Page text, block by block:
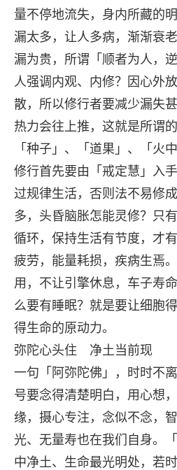
量不停地流失，身内所藏的
漏太多，让人多病，渐渐衰
漏为贵，所谓「顺者为人，
人强调内观、内修？因心外
散，所以修行者要减少漏失
热力会往上推，这就是所谓
「种子」、「道果」、「火
修行首先要由「戒定慧」入
过规律生活，否则法不易修
多，头昏脑胀怎能灵修？只
循环，保持生活有节度，才
疲劳，能量耗损，疾病生焉
用，不让引擎休息，车子寿
么要有睡眠？就是要让细胞
得生命的原动力。
弥陀心头住 净土当前现
一句「阿弥陀佛」，时时不
号要念得清楚明白，用心想
缘，摄心专注，念似不念，
光、无量寿也在我们自身。
中净土、生命最光明处，若